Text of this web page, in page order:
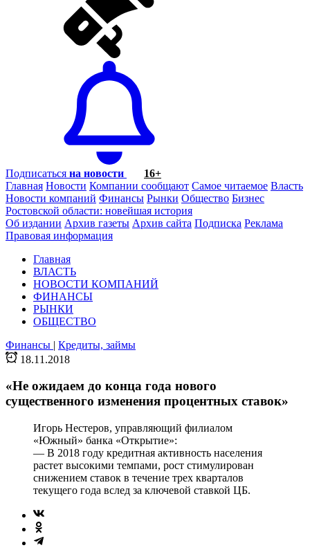
Подписаться на новости
16+
Главная Новости Компании сообщают Самое читаемое Власть
Новости компаний Финансы Рынки Общество Бизнес
Ростовской области: новейшая история
Об издании Архив газеты Архив сайта Подписка Реклама
Правовая информация
Главная
ВЛАСТЬ
НОВОСТИ КОМПАНИЙ
ФИНАНСЫ
РЫНКИ
ОБЩЕСТВО
Финансы | Кредиты, займы
18.11.2018
«Не ожидаем до конца года нового
существенного изменения процентных ставок»
Игорь Нестеров, управляющий филиалом
«Южный» банка «Открытие»:
— В 2018 году кредитная активность населения
растет высокими темпами, рост стимулирован
снижением ставок в течение трех кварталов
текущего года вслед за ключевой ставкой ЦБ.